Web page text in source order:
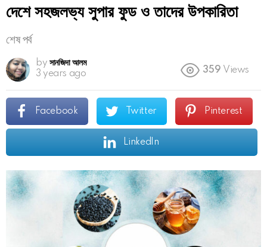
দেশে সহজলভ্য সুপার ফুড ও তাদের উপকারিতা
শেষ পর্ব
by সানজিদা আলম
3 years ago
359 Views
Facebook Twitter Pinterest
LinkedIn